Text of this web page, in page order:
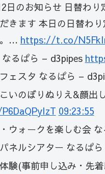
日のお知らせ 日替わ
きます 本日の日替わ
… https://t.co/
るぱら – d3pipes
ェスタ なるぱら –
いのぼりぬりえ&顔出
09:23:55
ウォークを楽しむ会
ネルシアター なるぱ
験(事前申し込み・先